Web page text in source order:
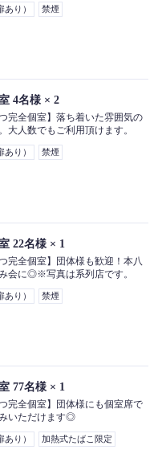
り） 禁煙
4名様 × 2
完全個室】落ち着いた雰囲気の
大人数でもご利用頂けます。
り） 禁煙
22名様 × 1
完全個室】団体様も歓迎！本八
会に◎※写真は系列店です。
り） 禁煙
77名様 × 1
完全個室】団体様にも個室席で
いただけます◎
り） 加熱式たばこ限定
アする